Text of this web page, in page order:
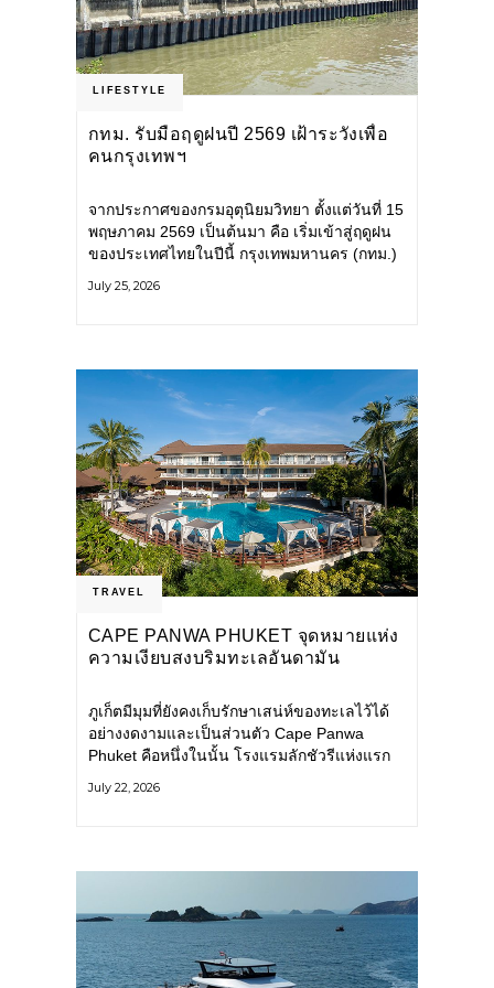
LIFESTYLE
กทม. รับมือฤดูฝนปี 2569 เฝ้าระวังเพื่อ
คนกรุงเทพฯ
จากประกาศของกรมอุตุนิยมวิทยา ตั้งแต่วันที่ 15
พฤษภาคม 2569 เป็นต้นมา คือ เริ่มเข้าสู่ฤดูฝน
ของประเทศไทยในปีนี้ กรุงเทพมหานคร (กทม.)
โครงสร้างพื้นฐาน
July 25, 2026
TRAVEL
CAPE PANWA PHUKET จุดหมายแห่ง
ความเงียบสงบริมทะเลอันดามัน
ภูเก็ตมีมุมที่ยังคงเก็บรักษาเสน่ห์ของทะเลไว้ได้
อย่างงดงามและเป็นส่วนตัว Cape Panwa
Phuket คือหนึ่งในนั้น โรงแรมลักชัวรีแห่งแรก
แหลมพันวา ทางตะวันออกเฉียงใต้ของเกาะ
July 22, 2026